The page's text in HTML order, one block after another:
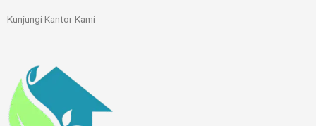
Kunjungi Kantor Kami